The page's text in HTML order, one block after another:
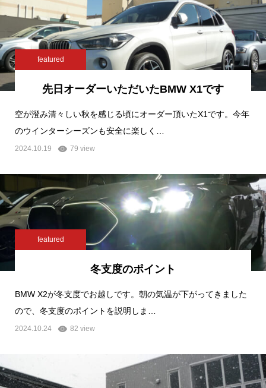
featured
先日オーダーいただいたBMW X1です
空が澄み清々しい秋を感じる頃にオーダー頂いたX1です。今年
のウインターシーズンも安全に楽しく…
2024.10.19 79 view
featured
冬支度のポイント
BMW X2が冬支度でお越しです。朝の気温が下がってきました
ので、冬支度のポイントを説明しま…
2024.10.24 82 view